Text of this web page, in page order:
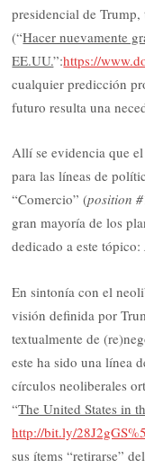
presidencial de Trump,
(“Hacer nuevamente
EE.UU.”:https://
cualquier predicción
futuro resulta una
Allí se evidencia que
para las líneas de
“Comercio” (position #
gran mayoría de los
dedicado a este tópico:
En sintonía con el
visión definida por
textualmente de
este ha sido una línea
círculos neoliberales
“The United States in
http://bit.ly/
sus ítems “retirarse”